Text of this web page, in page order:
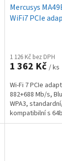
Mercusys
WiFi7 PCIe
1 126 Kč bez DPH
1 362 Kč / ks
Wi-Fi 7 PCIe
882+688 Mb/s,
WPA3,
kompatibilní s
(AMD...